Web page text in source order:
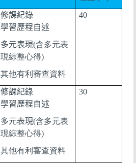
修課紀錄
學習歷程自述
多元表現(含多元表
現綜整心得)
其他有利審查資料
40
修課紀錄
學習歷程自述
多元表現(含多元表
現綜整心得)
其他有利審查資料
30